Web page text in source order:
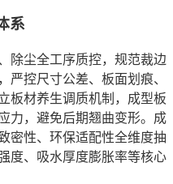
系
除尘全工序质控，规范裁边
严控尺寸公差、板面划痕、
板材养生调质机制，成型板
力，避免后期翘曲变形。成
密性、环保适配性全维度抽
度、吸水厚度膨胀率等核心